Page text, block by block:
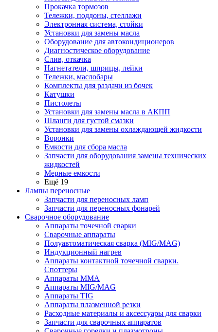
Прокачка тормозов
Тележки, поддоны, стеллажи
Электронная система, стойки
Установки для замены масла
Оборудование для автокондиционеров
Диагностическое оборудование
Слив, откачка
Нагнетатели, шприцы, лейки
Тележки, маслобары
Комплекты для раздачи из бочек
Катушки
Пистолеты
Установки для замены масла в АКПП
Шланги для густой смазки
Установки для замены охлаждающей жидкости
Воронки
Емкости для сбора масла
Запчасти для оборудования замены технических
жидкостей
Мерные емкости
Ещё 19
Лампы переносные
Запчасти для переносных ламп
Запчасти для переносных фонарей
Сварочное оборудование
Аппараты точечной сварки
Сварочные аппараты
Полуавтоматическая сварка (MIG/MAG)
Индукционный нагрев
Аппараты контактной точечной сварки.
Споттеры
Аппараты MMA
Аппараты MIG/MAG
Аппараты TIG
Аппараты плазменной резки
Расходные материалы и аксессуары для сварки
Запчасти для сварочных аппаратов